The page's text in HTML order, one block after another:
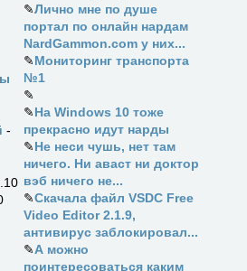
-
✎Лично мне по душе
портал по онлайн нардам
NardGammon.com у них...
✎Мониторинг транспорта
№1
✎
✎На Windows 10 тоже
прекрасно идут нарды
✎Не неси чушь, нет там
ничего. Ни аваст ни доктор
вэб ничего не...
✎Скачала файл VSDC Free
Video Editor 2.1.9,
антивирус заблокировал...
✎А можно
поинтересоваться каким